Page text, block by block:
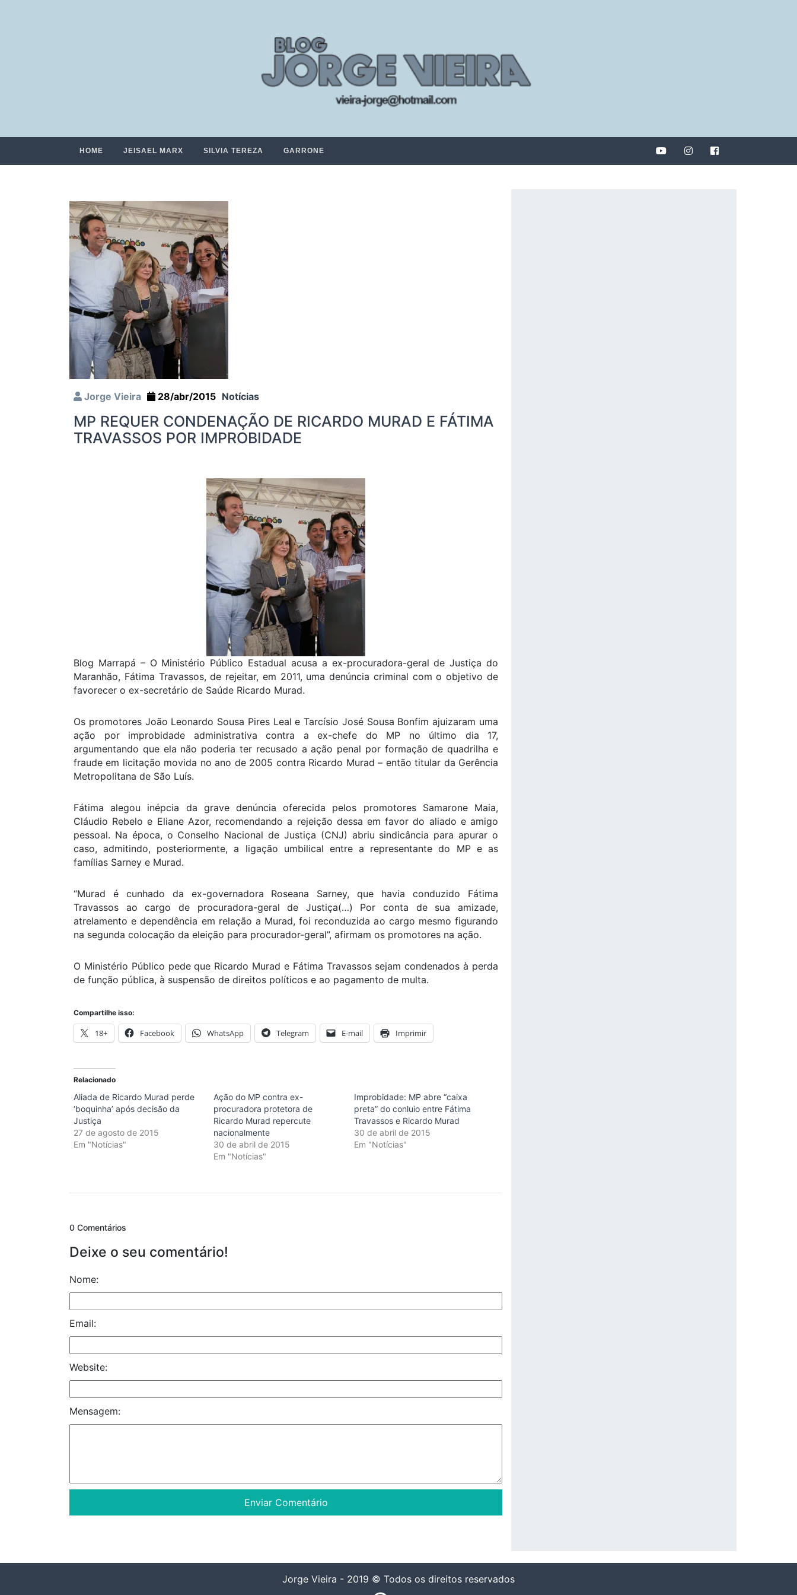
HOME JEISAEL MARX SILVIA TEREZA GARRONE
Jorge Vieira 28/abr/2015 Notícias
MP REQUER CONDENAÇÃO DE RICARDO MURAD E FÁTIMA
TRAVASSOS POR IMPROBIDADE
Blog Marrapá – O Ministério Público Estadual acusa a ex-procuradora-geral de Justiça do
Maranhão, Fátima Travassos, de rejeitar, em 2011, uma denúncia criminal com o objetivo de
favorecer o ex-secretário de Saúde Ricardo Murad.
Os promotores João Leonardo Sousa Pires Leal e Tarcísio José Sousa Bonfim ajuizaram uma
ação por improbidade administrativa contra a ex-chefe do MP no último dia 17,
argumentando que ela não poderia ter recusado a ação penal por formação de quadrilha e
fraude em licitação movida no ano de 2005 contra Ricardo Murad – então titular da Gerência
Metropolitana de São Luís.
Fátima alegou inépcia da grave denúncia oferecida pelos promotores Samarone Maia,
Cláudio Rebelo e Eliane Azor, recomendando a rejeição dessa em favor do aliado e amigo
pessoal. Na época, o Conselho Nacional de Justiça (CNJ) abriu sindicância para apurar o
caso, admitindo, posteriormente, a ligação umbilical entre a representante do MP e as
famílias Sarney e Murad.
“Murad é cunhado da ex-governadora Roseana Sarney, que havia conduzido Fátima
Travassos ao cargo de procuradora-geral de Justiça(…) Por conta de sua amizade,
atrelamento e dependência em relação a Murad, foi reconduzida ao cargo mesmo figurando
na segunda colocação da eleição para procurador-geral”, afirmam os promotores na ação.
O Ministério Público pede que Ricardo Murad e Fátima Travassos sejam condenados à perda
de função pública, à suspensão de direitos políticos e ao pagamento de multa.
Compartilhe isso:
18+ Facebook WhatsApp Telegram E-mail Imprimir
Relacionado
Aliada de Ricardo Murad perde
‘boquinha’ após decisão da
Justiça
27 de agosto de 2015
Em "Notícias"
Ação do MP contra ex-
procuradora protetora de
Ricardo Murad repercute
nacionalmente
30 de abril de 2015
Em "Notícias"
Improbidade: MP abre “caixa
preta” do conluio entre Fátima
Travassos e Ricardo Murad
30 de abril de 2015
Em "Notícias"
0 Comentários
Deixe o seu comentário!
Nome:
Email:
Website:
Mensagem:
Jorge Vieira - 2019 © Todos os direitos reservados